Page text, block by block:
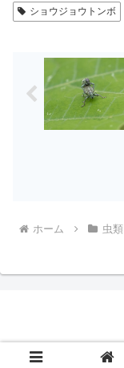
ショウジョウトンボ
ホーム 虫類